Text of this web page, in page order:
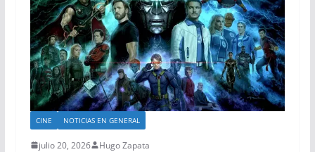
CINE NOTICIAS EN GENERAL
julio 20, 2026 Hugo Zapata